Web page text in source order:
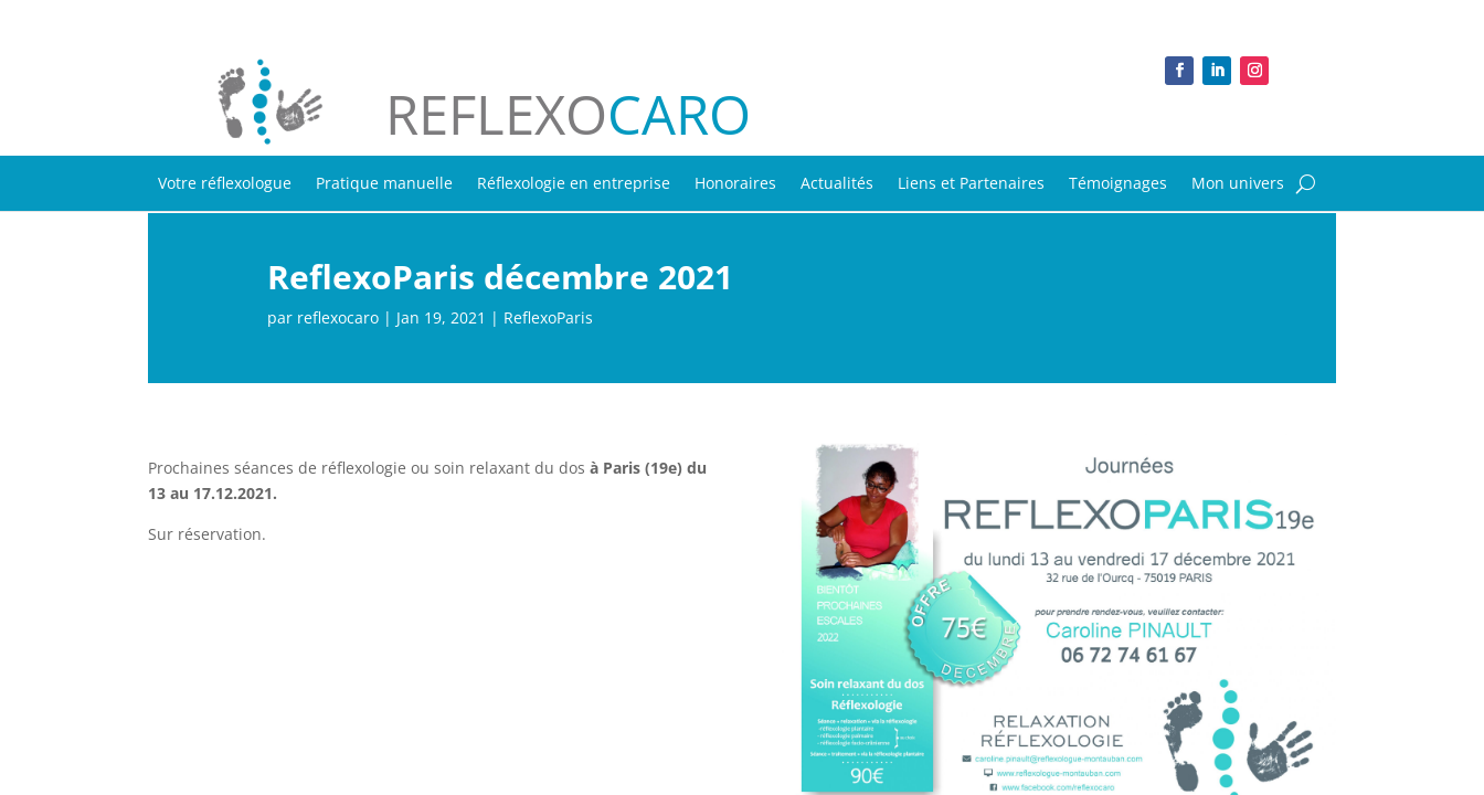
REFLEXOCARO
Votre réflexologue Pratique manuelle Réflexologie en entreprise Honoraires Actualités Liens et Partenaires Témoignages Mon univers
ReflexoParis décembre 2021
par reflexocaro| Jan 19, 2021 | ReflexoParis
Prochaines séances de réflexologie ou soin relaxant du dosà Paris (19e) du
13 au 17.12.2021.
Sur réservation.